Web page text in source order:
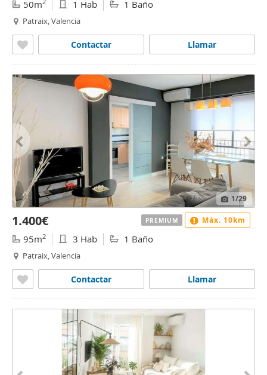
50m 1 Hab 1 Baño
Patraix, Valencia
Llamar
Contactar
1/29
1.400€
95m2 3 Hab 1 Baño
Patraix, Valencia
Llamar
Contactar
PREMIUM Máx. 10km